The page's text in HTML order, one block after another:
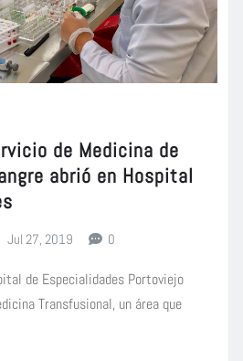
de Medicina de
abrió en Hospital
Jul 27, 2019 0
de Especialidades Portoviejo
Transfusional, un área que